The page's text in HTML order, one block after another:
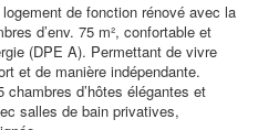
de fonction rénové avec la
d’env. 75 m², confortable et
(DPE A). Permettant de vivre
et de manière indépendante.
d’hôtes élégantes et
salles de bain privatives,